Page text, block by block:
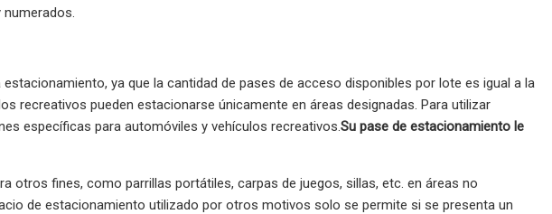
ya que la cantidad de pases de acceso disponibles por lote es igual a la
recreativos pueden estacionarse únicamente en áreas designadas. Para utilizar
específicas para automóviles y vehículos recreativos. Su pase de estacionamiento le
otros fines, como parrillas portátiles, carpas de juegos, sillas, etc. en áreas no
de estacionamiento utilizado por otros motivos solo se permite si se presenta un